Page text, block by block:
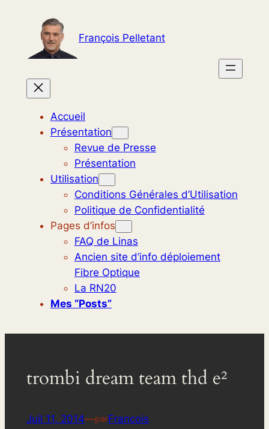
contenu
François Pelletant
Accueil
Présentation
Revue de Presse
Présentation
Utilisation
Conditions Générales d’Utilisation
Politique de Confidentialité
Pages d’infos
FAQ de Linas
Ancien site d’info déploiement
Fibre Optique
La RN20
Mes “posts”
trombi dream team thd e²
Juil 11, 2014—parFrancois